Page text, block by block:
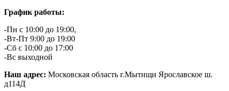
График работы:
-Пн с 10:00 до 19:00,
-Вт-Пт 9:00 до 19:00
-Сб с 10:00 до 17:00
-Вс выходной
Наш адрес: Московская область г.Мытищи Ярославское ш.
д114Д